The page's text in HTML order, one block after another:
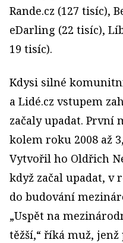
Rande.cz (127 tisíc),
eDarling (22 tisíc),
19 tisíc).
Kdysi silné
a Lidé.cz vstupem
začaly upadat. První
kolem roku 2008 až
Vytvořil ho Oldřich
když začal upadat, v
do budování
„Uspět na
těžší,“ říká muž,